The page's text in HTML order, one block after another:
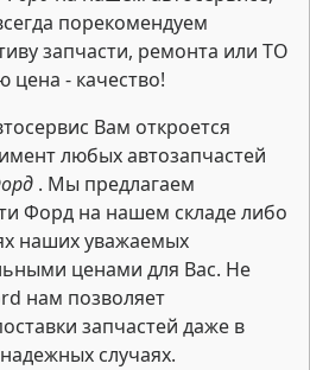
порекомендуем
запчасти, ремонта или ТО
цена - качество!
Вам откроется
любых автозапчастей
. Мы предлагаем
Форд на нашем складе либо
наших уважаемых
ценами для Вас. Не
нам позволяет
запчастей даже в
случаях.